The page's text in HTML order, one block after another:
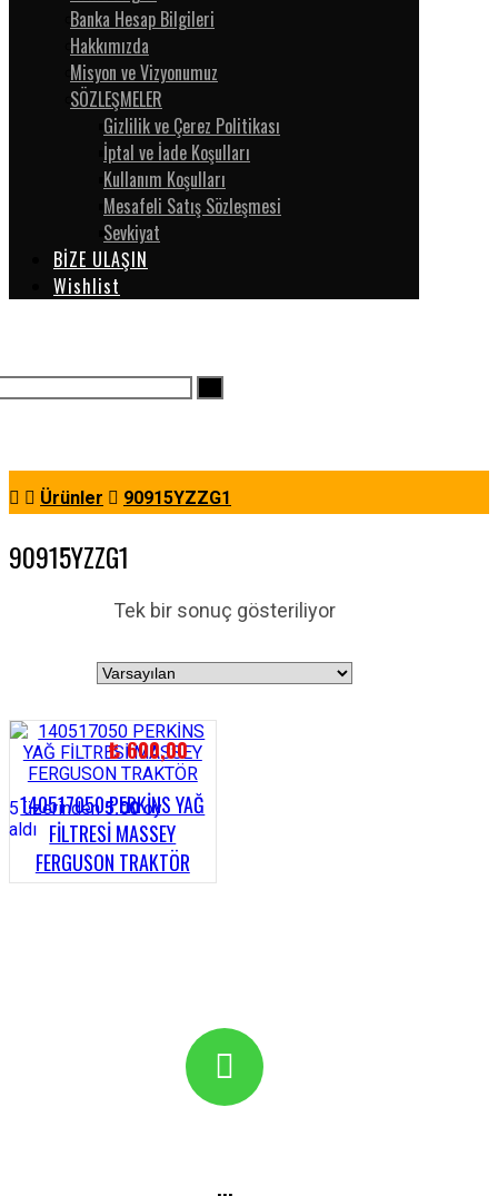
Banka Hesap Bilgileri
Hakkımızda
Misyon ve Vizyonumuz
SÖZLEŞMELER
Gizlilik ve Çerez Politikası
İptal ve İade Koşulları
Kullanım Koşulları
Mesafeli Satış Sözleşmesi
Sevkiyat
BİZE ULAŞIN
Wishlist
Ürünler 90915YZZG1
90915YZZG1
Tek bir sonuç gösteriliyor
140517050 PERKİNS YAĞ
FİLTRESİ MASSEY
FERGUSON TRAKTÖR
5 üzerinden5.00oy
aldı
₺600,00
...